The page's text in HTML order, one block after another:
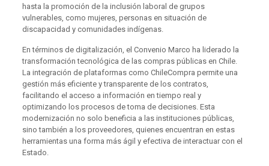
hasta la promoción de la inclusión laboral de grupos
vulnerables, como mujeres, personas en situación de
discapacidad y comunidades indígenas.
En términos de digitalización, el Convenio Marco ha liderado la
transformación tecnológica de las compras públicas en Chile.
La integración de plataformas como ChileCompra permite una
gestión más eficiente y transparente de los contratos,
facilitando el acceso a información en tiempo real y
optimizando los procesos de toma de decisiones. Esta
modernización no solo beneficia a las instituciones públicas,
sino también a los proveedores, quienes encuentran en estas
herramientas una forma más ágil y efectiva de interactuar con el
Estado.